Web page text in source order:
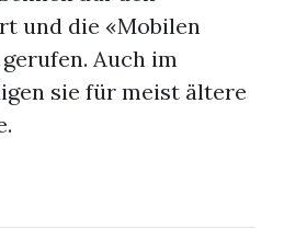
und die «Mobilen
Auch im
sie für meist ältere